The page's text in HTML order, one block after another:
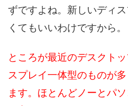
ずですよね。新しいディ
くてもいいわけですから。
ところが最近のデスクト
スプレイ一体型のものが
ます。ほとんどノーとパソ